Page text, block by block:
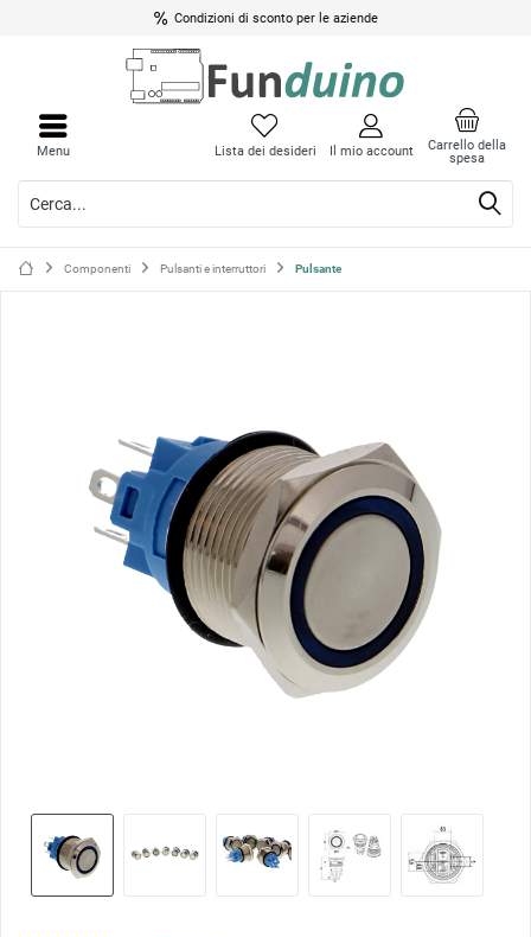
Condizioni di sconto per le aziende
Carrello della
spesa
Lista dei desideri Il mio account
Menu
Componenti Pulsanti e interruttori Pulsante
menu
menu